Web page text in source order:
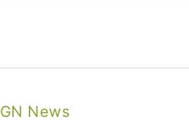
GN News